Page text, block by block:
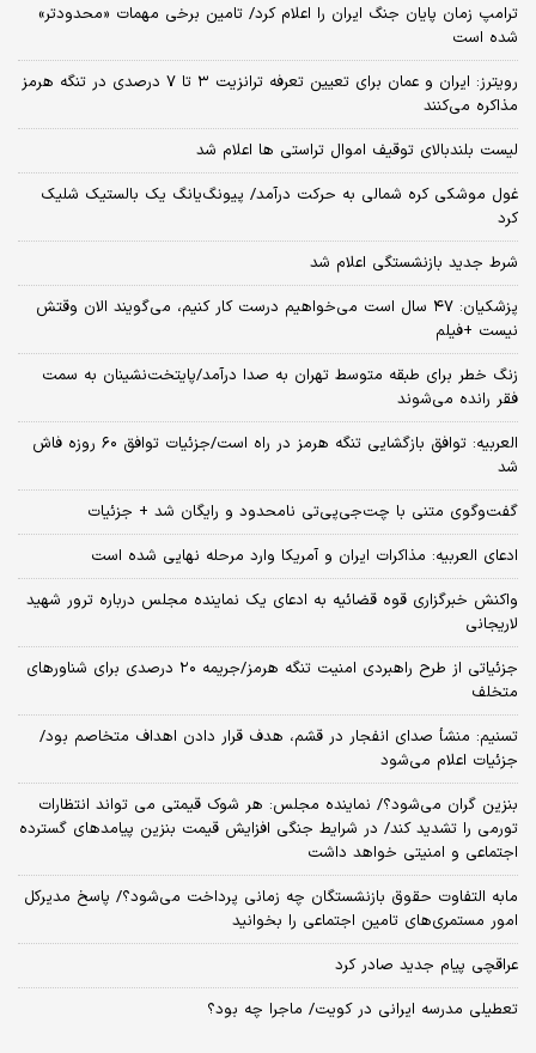
ترامپ زمان پایان جنگ ایران را اعلام کرد/ تامین برخی مهمات «محدودتر»
شده است
رویترز: ایران و عمان برای تعیین تعرفه ترانزیت ۳ تا ۷ درصدی در تنگه هرمز
مذاکره می‌کنند
لیست بلندبالای توقیف اموال تراستی ها اعلام شد
غول موشکی کره شمالی به حرکت درآمد/ پیونگ‌یانگ یک بالستیک شلیک
کرد
شرط جدید بازنشستگی اعلام شد
پزشکیان: ۴۷ سال است می‌خواهیم درست کار کنیم، می‌گویند الان وقتش
نیست +فیلم
زنگ خطر برای طبقه متوسط تهران به صدا درآمد/پایتخت‌نشینان به سمت
فقر رانده می‌شوند
العربیه: توافق بازگشایی تنگه هرمز در راه است/جزئیات توافق ۶۰ روزه فاش
شد
گفت‌وگوی متنی با چت‌جی‌پی‌تی نامحدود و رایگان شد + جزئیات
ادعای العربیه: مذاکرات ایران و آمریکا وارد مرحله نهایی شده است
واکنش خبرگزاری قوه قضائیه به ادعای یک نماینده مجلس درباره ترور شهید
لاریجانی
جزئیاتی از طرح راهبردی امنیت تنگه هرمز/جریمه ۲۰ درصدی برای شناورهای
متخلف
تسنیم: منشأ صدای انفجار در قشم، هدف قرار دادن اهداف متخاصم بود/
جزئیات اعلام می‌شود
بنزین گران می‌شود؟/ نماینده مجلس: هر شوک قیمتی می تواند انتظارات
تورمی را تشدید کند/ در شرایط جنگی افزایش قیمت بنزین پیامدهای گسترده
اجتماعی و امنیتی خواهد داشت
مابه التفاوت حقوق بازنشستگان چه زمانی پرداخت می‌شود؟/ پاسخ مدیرکل
امور مستمری‌های تامین اجتماعی را بخوانید
عراقچی پیام جدید صادر کرد
تعطیلی مدرسه ایرانی در کویت/ ماجرا چه بود؟